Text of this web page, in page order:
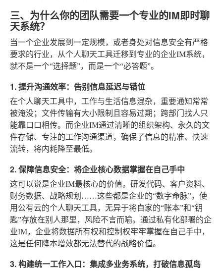
三、为什么你的团队需要一个专业的IM即时聊
天系统？
当一个企业发展到一定规模，或者身处对信息安全有严格
要求的行业，从个人聊天工具迁移到专业的企业IM系统，
就不是一个“选择题”，而是一个“必答题”。
1. 提升沟通效率：告别信息延迟与错位
在个人聊天工具中，工作与生活信息混杂，重要通知常常
被淹没；文件传输有大小限制且容易过期；跨部门找人只
能靠口口相传。而企业IM通过清晰的组织架构、永久的文
件存储、专注的工作沟通渠道，确保了信息的精准、快速
流转，将内耗降至最低。
2. 保障信息安全：将企业核心数据掌握在自己手中
这可以说是企业IM最核心的价值。研发代码、客户资料、
财务数据、战略规划……这些都是企业的“数字命脉”。使
用公有云的个人聊天工具，无异于将自家的“账本”和“钥
匙”存放在别人那里，风险不言而喻。通过私有化部署的企
业IM，企业将数据所有权和控制权牢牢掌握在自己手中，
这是任何降本增效都无法替代的战略价值。
3. 构建统一工作入口：集成多业务系统，打破信息孤岛